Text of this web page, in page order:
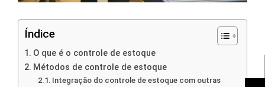
Índice
O que é o controle de estoque
Métodos de controle de estoque
Integração do controle de estoque com outras